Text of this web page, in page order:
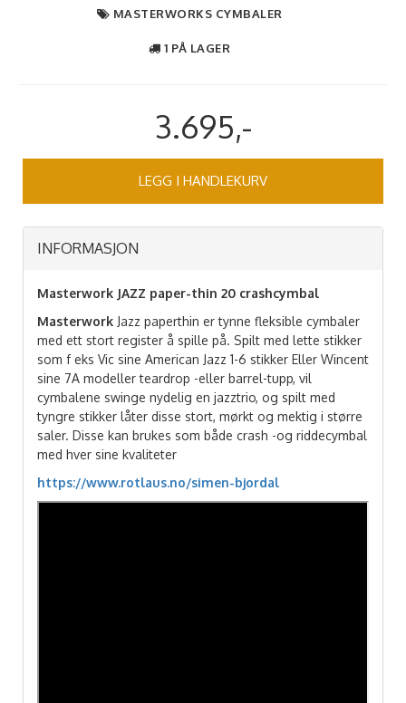
MASTERWORKS CYMBALER
1 PÅ LAGER
3.695,-
LEGG I HANDLEKURV
INFORMASJON
Masterwork JAZZ paper-thin 20 crashcymbal
Masterwork Jazz paperthin er tynne fleksible cymbaler
med ett stort register å spille på. Spilt med lette stikker
som f eks Vic sine American Jazz 1-6 stikker Eller Wincent
sine 7A modeller teardrop -eller barrel-tupp, vil
cymbalene swinge nydelig en jazztrio, og spilt med
tyngre stikker låter disse stort, mørkt og mektig i større
saler. Disse kan brukes som både crash -og riddecymbal
med hver sine kvaliteter
https://www.rotlaus.no/simen-bjordal